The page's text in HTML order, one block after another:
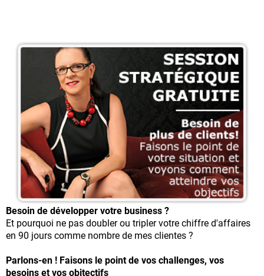
Besoin de développer votre business ?
Et pourquoi ne pas doubler ou tripler votre chiffre d'affaires
en 90 jours comme nombre de mes clientes ?
Parlons-en ! Faisons le point de vos challenges, vos
besoins et vos objtectifs